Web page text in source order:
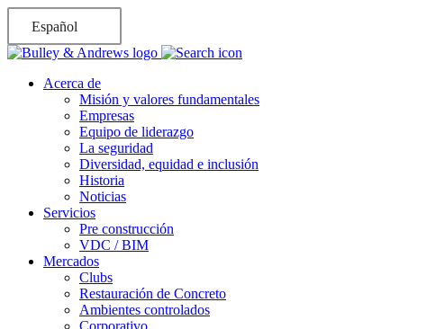
Español
Acerca de
Misión y valores fundamentales
Empresas
Equipo de liderazgo
La seguridad
Diversidad, equidad e inclusión
Historia
Noticias
Servicios
Pre construcción
VDC / BIM
Mercados
Clubs
Restauración de Concreto
Ambientes controlados
Corporativo